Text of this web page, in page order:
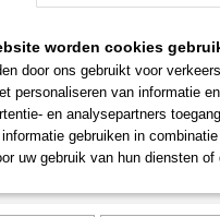
worden cookies
door ons gebruikt voor
personaliseren van informatie
en analysepartners
gebruiken in
uw gebruik van hun diensten